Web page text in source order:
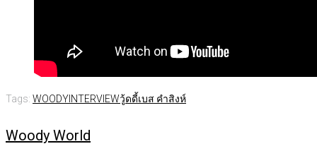
Tags: WOODYINTERVIEWวู้ดดี้เบส คําสิงห์
Woody World